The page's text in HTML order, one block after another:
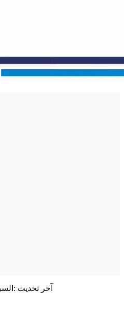
آخر تحديث : السبت-08